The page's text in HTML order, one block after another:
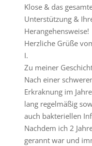
Klose & das
Unterstützung &
Herangehensweise!
Herzliche Grüße
I.
Zu meiner
Nach einer
Erkraknung im
lang regelmäßig
auch bakteriellen
Nachdem ich 2
gerannt war und